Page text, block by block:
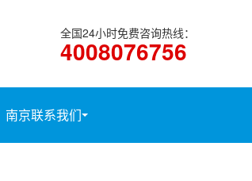
全国24小时免费咨询热线：
4008076756
南京联系我们